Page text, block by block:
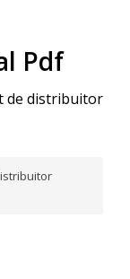
Pdf
de distribuitor